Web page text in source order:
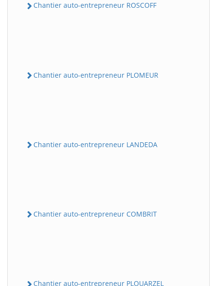
Chantier auto-entrepreneur ROSCOFF
Chantier auto-entrepreneur PLOMEUR
Chantier auto-entrepreneur LANDEDA
Chantier auto-entrepreneur COMBRIT
Chantier auto-entrepreneur PLOUARZEL